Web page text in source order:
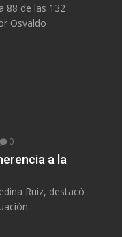
88 de las 132
Osvaldo
0
a la
Ruiz, destacó